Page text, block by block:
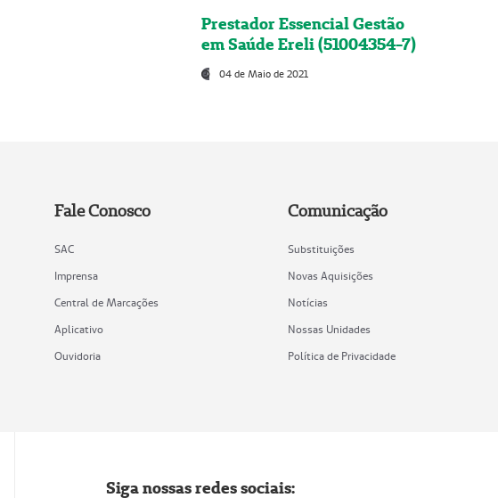
Prestador Essencial Gestão
em Saúde Ereli (51004354-7)
04 de Maio de 2021
Fale Conosco
SAC
Imprensa
Central de Marcações
Aplicativo
Ouvidoria
Comunicação
Substituições
Novas Aquisições
Notícias
Nossas Unidades
Política de Privacidade
Siga nossas redes sociais: